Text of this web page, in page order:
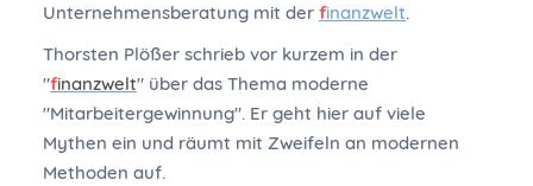
Unternehmensberatung mit der finanzwelt.
Thorsten Plößer schrieb vor kurzem in der
"finanzwelt" über das Thema moderne
"Mitarbeitergewinnung". Er geht hier auf viele
Mythen ein und räumt mit Zweifeln an modernen
Methoden auf.